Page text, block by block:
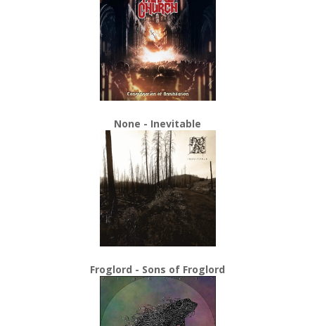
None - Inevitable
Froglord - Sons of Froglord